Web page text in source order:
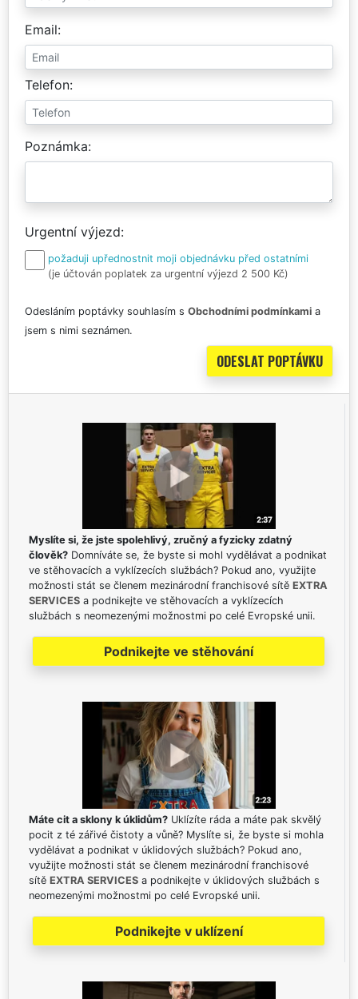
Email
Telefon
Poznámka
Urgentní výjezd
požaduji upřednostnit moji objednávku před ostatními
(je účtován poplatek za urgentní výjezd 2 500 Kč)
Odesláním poptávky souhlasím s Obchodními podmínkami a
jsem s nimi seznámen.
Myslíte si, že jste spolehlivý, zručný a fyzicky zdatný
člověk? Domníváte se, že byste si mohl vydělávat a podnikat
ve stěhovacích a vyklízecích službách? Pokud ano, využijte
možnosti stát se členem mezinárodní franchisové sítě EXTRA
SERVICES a podnikejte ve stěhovacích a vyklízecích
službách s neomezenými možnostmi po celé Evropské unii.
Podnikejte ve stěhování
Máte cit a sklony k úklidům? Uklízíte ráda a máte pak skvělý
pocit z té zářivé čistoty a vůně? Myslíte si, že byste si mohla
vydělávat a podnikat v úklidových službách? Pokud ano,
využijte možnosti stát se členem mezinárodní franchisové
sítě EXTRA SERVICES a podnikejte v úklidových službách s
neomezenými možnostmi po celé Evropské unii.
Podnikejte v uklízení